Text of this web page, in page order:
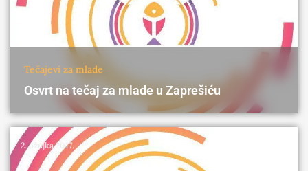
Tečajevi za mlade
Osvrt na tečaj za mlade u Zaprešiću
2. ožujka 2017.